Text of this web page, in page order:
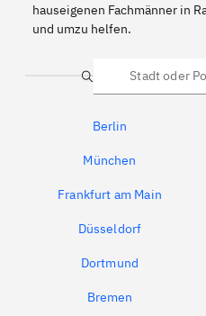
hauseigenen Fachmänner in
und umzu helfen.
Suche
Berlin
München
Frankfurt am Main
Düsseldorf
Dortmund
Bremen